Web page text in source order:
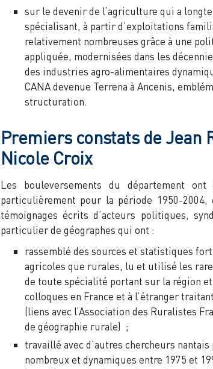
sur le devenir de l’agriculture qui a
spécialisant, à partir d’exploitations
relativement nombreuses grâce à une
appliquée, modernisées dans les
des industries agro-alimentaires
CANA devenue Terrena à Ancenis,
structuration.
Premiers constats de Jean
Nicole Croix
Les bouleversements du département
particulièrement pour la période 1950-
témoignages écrits d’acteurs politiques,
particulier de géographes qui ont :
rassemblé des sources et statistiques
agricoles que rurales, lu et utilisé les
de toute spécialité portant sur la région
colloques en France et à l’étranger
(liens avec l’Association des Ruralistes
de géographie rurale) ;
travaillé avec d’autres chercheurs
nombreux et dynamiques entre 1975 et